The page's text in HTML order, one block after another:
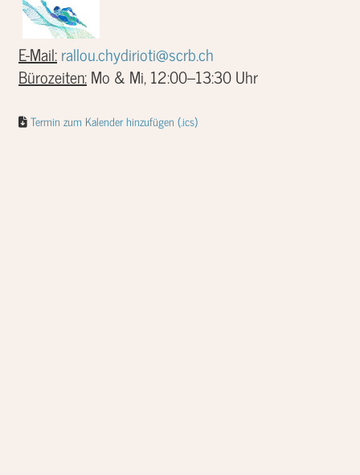
E-Mail:rallou.chydirioti@scrb.ch
Bürozeiten:Mo & Mi, 12:00–13:30 Uhr
Termin zum Kalender hinzufügen (.ics)